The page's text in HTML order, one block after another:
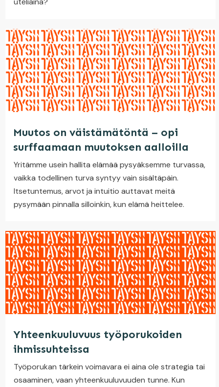
Muutos on väistämätöntä – opi
surffaamaan muutoksen aalloilla
Yritämme usein hallita elämää pysyäksemme turvassa,
vaikka todellinen turva syntyy vain sisältäpäin.
Itsetuntemus, arvot ja intuitio auttavat meitä
pysymään pinnalla silloinkin, kun elämä heittelee.
Yhteenkuuluvuus työporukoiden
ihmissuhteissa
Työporukan tärkein voimavara ei aina ole strategia tai
osaaminen, vaan yhteenkuuluvuuden tunne. Kun